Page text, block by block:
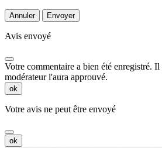
Annuler Envoyer
Avis envoyé
Votre commentaire a bien été enregistré.
modérateur l'aura approuvé.
ok
Votre avis ne peut être envoyé
ok